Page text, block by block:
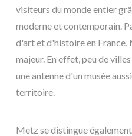
visiteurs du monde entier
moderne et contemporain.
d'art et d'histoire en France,
majeur. En effet, peu de
une antenne d'un musée
territoire.
Metz se distingue